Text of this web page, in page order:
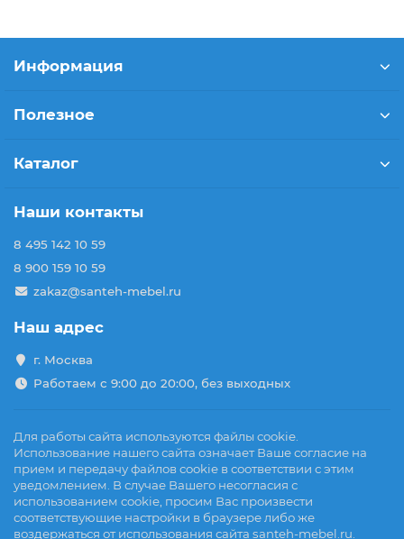
Информация
Полезное
Каталог
Наши контакты
8 495 142 10 59
8 900 159 10 59
zakaz@santeh-mebel.ru
Наш адрес
г. Москва
Работаем с 9:00 до 20:00, без выходных
Для работы сайта используются файлы cookie.
Использование нашего сайта означает Ваше согласие на
прием и передачу файлов cookie в соответствии с этим
уведомлением. В случае Вашего несогласия с
использованием cookie, просим Вас произвести
соответствующие настройки в браузере либо же
воздержаться от использования сайта santeh-mebel.ru.